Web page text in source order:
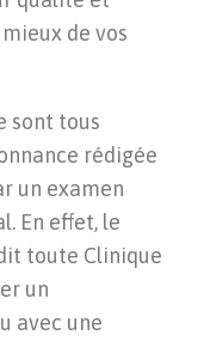
de vos
sont tous
rédigée
un examen
En effet, le
toute Clinique
un
avec une